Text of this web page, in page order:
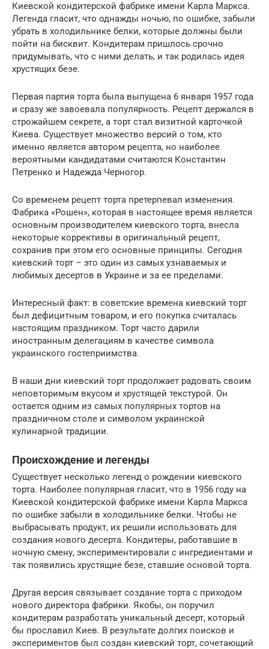
Киевской кондитерской фабрике имени Карла Маркса.
Легенда гласит, что однажды ночью, по ошибке, забыли
убрать в холодильнике белки, которые должны были
пойти на бисквит. Кондитерам пришлось срочно
придумывать, что с ними делать, и так родилась идея
хрустящих безе.
Первая партия торта была выпущена 6 января 1957 года
и сразу же завоевала популярность. Рецепт держался в
строжайшем секрете, а торт стал визитной карточкой
Киева. Существует множество версий о том, кто
именно является автором рецепта, но наиболее
вероятными кандидатами считаются Константин
Петренко и Надежда Черногор.
Со временем рецепт торта претерпевал изменения.
Фабрика «Рошен», которая в настоящее время является
основным производителем киевского торта, внесла
некоторые коррективы в оригинальный рецепт,
сохранив при этом его основные принципы. Сегодня
киевский торт – это один из самых узнаваемых и
любимых десертов в Украине и за ее пределами.
Интересный факт: в советские времена киевский торт
был дефицитным товаром, и его покупка считалась
настоящим праздником. Торт часто дарили
иностранным делегациям в качестве символа
украинского гостеприимства.
В наши дни киевский торт продолжает радовать своим
неповторимым вкусом и хрустящей текстурой. Он
остается одним из самых популярных тортов на
праздничном столе и символом украинской
кулинарной традиции.
Происхождение и легенды
Существует несколько легенд о рождении киевского
торта. Наиболее популярная гласит, что в 1956 году на
Киевской кондитерской фабрике имени Карла Маркса
по ошибке забыли в холодильнике белки. Чтобы не
выбрасывать продукт, их решили использовать для
создания нового десерта. Кондитеры, работавшие в
ночную смену, экспериментировали с ингредиентами и
так появились хрустящие безе, ставшие основой торта.
Другая версия связывает создание торта с приходом
нового директора фабрики. Якобы, он поручил
кондитерам разработать уникальный десерт, который
бы прославил Киев. В результате долгих поисков и
экспериментов был создан киевский торт, сочетающий